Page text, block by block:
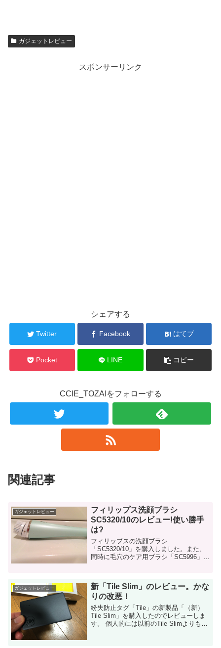
ガジェットレビュー
スポンサーリンク
シェアする
Twitter Facebook はてブ
Pocket LINE コピー
CCIE_TOZAIをフォローする
関連記事
ガジェットレビュー
フィリップス洗顔ブラシ
SC5320/10のレビュー!使い勝手
は?
フィリップスの洗顔ブラシ
「SC5320/10」を購入しました。また、
同時に毛穴のケア用ブラシ「SC5996」も
と比較したかった。 先日、プロアクティ
ブの洗...
ガジェットレビュー
新「Tile Slim」のレビュー。かな
りの改悪！
紛失防止タグ「Tile」の新製品「（新）
Tile Slim」を購入したのでレビューしま
す。 個人的には以前のTile Slimよりも